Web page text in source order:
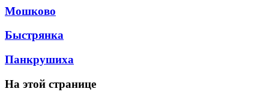
Мошково
Быстрянка
Панкрушиха
На этой странице